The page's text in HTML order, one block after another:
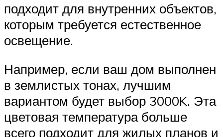
подходит для внутренних объектов,
которым требуется естественное
освещение.
Например, если ваш дом выполнен
в землистых тонах, лучшим
вариантом будет выбор 3000K. Эта
цветовая температура больше
всего подходит для жилых планов и